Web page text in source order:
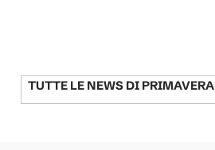
TUTTE LE NEWS DI PRIMAVERA